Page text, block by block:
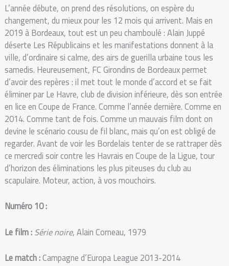
L’année débute, on prend des résolutions, on espère du
changement, du mieux pour les 12 mois qui arrivent. Mais en
2019 à Bordeaux, tout est un peu chamboulé : Alain Juppé
déserte Les Républicains et les manifestations donnent à la
ville, d’ordinaire si calme, des airs de guerilla urbaine tous les
samedis. Heureusement, FC Girondins de Bordeaux permet
d’avoir des repères : il met tout le monde d’accord et se fait
éliminer par Le Havre, club de division inférieure, dès son entrée
en lice en Coupe de France. Comme l’année dernière. Comme en
2014. Comme tant de fois. Comme un mauvais film dont on
devine le scénario cousu de fil blanc, mais qu’on est obligé de
regarder. Avant de voir les Bordelais tenter de se rattraper dès
ce mercredi soir contre les Havrais en Coupe de la Ligue, tour
d’horizon des éliminations les plus piteuses du club au
scapulaire. Moteur, action, à vos mouchoirs.
Numéro 10 :
Le film :Série noire, Alain Corneau, 1979
Le match :Campagne d’Europa League 2013-2014